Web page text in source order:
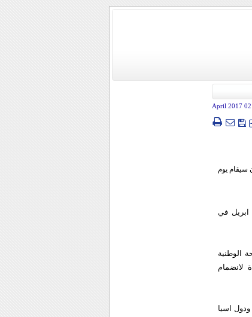
سيقام يوم
وقالت زاخاروفا في تصريح للصحفيين السبت، ان المشاورات الدولية حول افغانستان ستجري يوم 14 ابريل في
الوطنية
لانضمام
اسيا